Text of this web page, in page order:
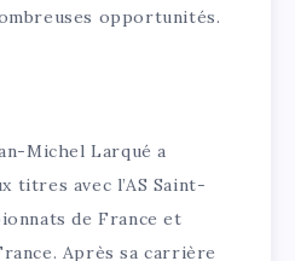
opportunités.
Michel Larqué a
titres avec l’AS Saint-
de France et
Après sa carrière